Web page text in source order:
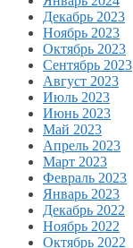
Декабрь 2023
Ноябрь 2023
Октябрь 2023
Сентябрь 2023
Август 2023
Июль 2023
Июнь 2023
Май 2023
Апрель 2023
Март 2023
Февраль 2023
Январь 2023
Декабрь 2022
Ноябрь 2022
Октябрь 2022